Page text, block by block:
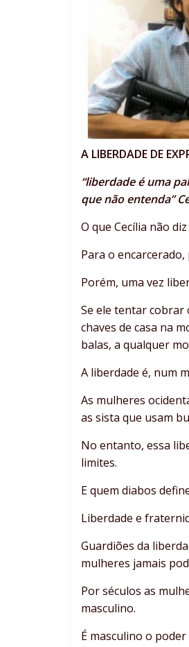
A LIBERDADE DE
“liberdade é uma
que não entenda”
O que Cecília não
Para o
Porém, uma vez
Se ele tentar cobrar
chaves de casa na
balas, a qualquer
A liberdade é, num
As mulheres
as sista que usam
No entanto, essa
limites.
E quem diabos
Liberdade e
Guardiões da
mulheres jamais
Por séculos as
masculino.
É masculino o